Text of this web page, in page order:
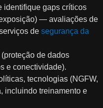
identifique gaps críticos
— avaliações de
de segurança da
de dados
e conectividade).
tecnologias (NGFW,
incluindo treinamento e